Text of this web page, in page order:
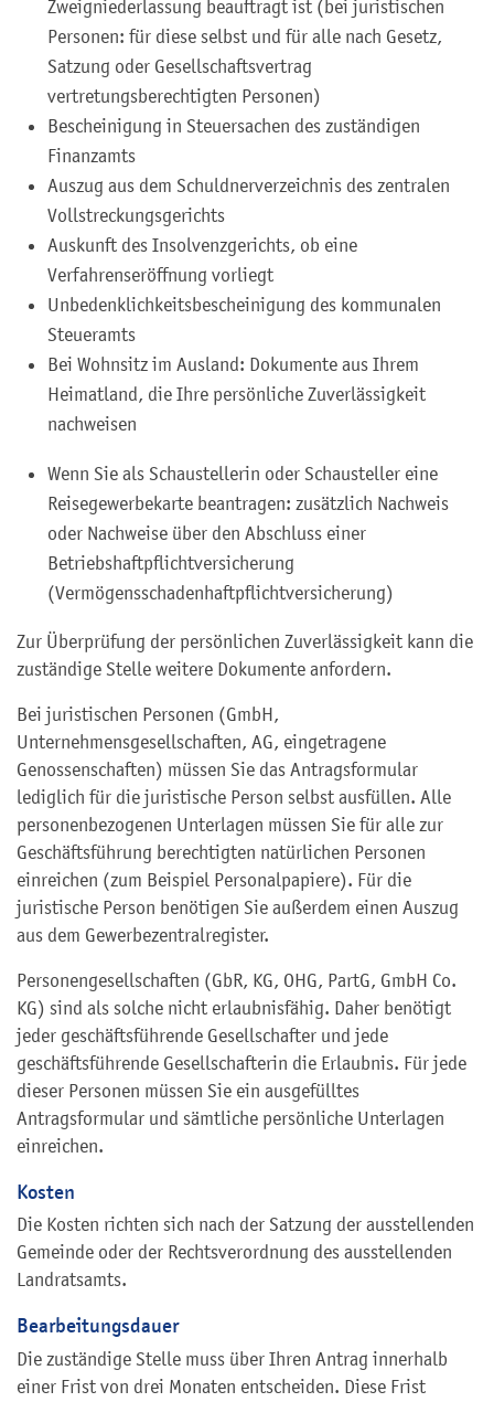
Zweigniederlassung beauftragt ist (bei juristischen
Personen: für diese selbst und für alle nach Gesetz,
Satzung oder Gesellschaftsvertrag
vertretungsberechtigten Personen)
Bescheinigung in Steuersachen des zuständigen
Finanzamts
Auszug aus dem Schuldnerverzeichnis des zentralen
Vollstreckungsgerichts
Auskunft des Insolvenzgerichts, ob eine
Verfahrenseröffnung vorliegt
Unbedenklichkeitsbescheinigung des kommunalen
Steueramts
Bei Wohnsitz im Ausland: Dokumente aus Ihrem
Heimatland, die Ihre persönliche Zuverlässigkeit
nachweisen
Wenn Sie als Schaustellerin oder Schausteller eine
Reisegewerbekarte beantragen: zusätzlich Nachweis
oder Nachweise über den Abschluss einer
Betriebshaftpflichtversicherung
(Vermögensschadenhaftpflichtversicherung)
Zur Überprüfung der persönlichen Zuverlässigkeit kann die
zuständige Stelle weitere Dokumente anfordern.
Bei juristischen Personen (GmbH,
Unternehmensgesellschaften, AG, eingetragene
Genossenschaften) müssen Sie das Antragsformular
lediglich für die juristische Person selbst ausfüllen. Alle
personenbezogenen Unterlagen müssen Sie für alle zur
Geschäftsführung berechtigten natürlichen Personen
einreichen (zum Beispiel Personalpapiere). Für die
juristische Person benötigen Sie außerdem einen Auszug
aus dem Gewerbezentralregister.
Personengesellschaften (GbR, KG, OHG, PartG, GmbH Co.
KG) sind als solche nicht erlaubnisfähig. Daher benötigt
jeder geschäftsführende Gesellschafter und jede
geschäftsführende Gesellschafterin die Erlaubnis. Für jede
dieser Personen müssen Sie ein ausgefülltes
Antragsformular und sämtliche persönliche Unterlagen
einreichen.
Kosten
Die Kosten richten sich nach der Satzung der ausstellenden
Gemeinde oder der Rechtsverordnung des ausstellenden
Landratsamts.
Bearbeitungsdauer
Die zuständige Stelle muss über Ihren Antrag innerhalb
einer Frist von drei Monaten entscheiden. Diese Frist